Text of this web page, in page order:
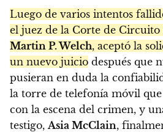
Luego de varios intentos
el juez de la Corte de
Martin P. Welch, aceptó la
un nuevo juicio después que
pusieran en duda la
la torre de telefonía móvil
con la escena del crimen, y
testigo, Asia McClain,